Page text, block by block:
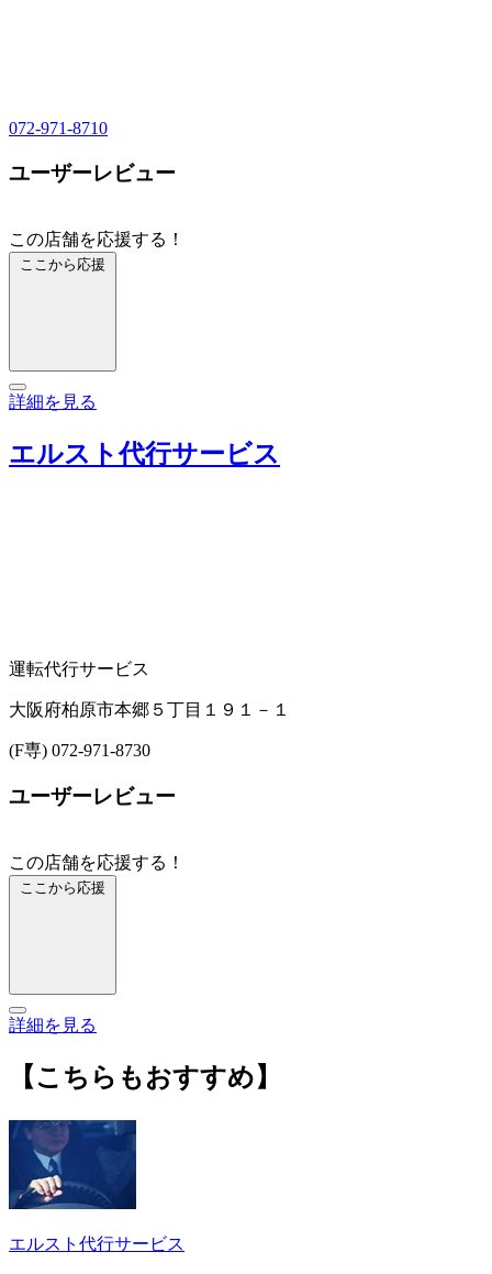
072-971-8710
ユーザーレビュー
この店舗を応援する！
ここから応援
詳細を見る
エルスト代行サービス
運転代行サービス
大阪府柏原市本郷５丁目１９１－１
(F専) 072-971-8730
ユーザーレビュー
この店舗を応援する！
ここから応援
詳細を見る
【こちらもおすすめ】
エルスト代行サービス